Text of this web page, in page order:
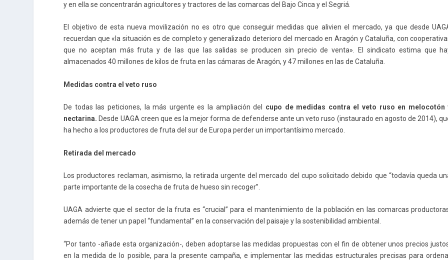
y en ella se concentrarán agricultores y tractores de las comarcas del Bajo Cinca y el Segriá.
El objetivo de esta nueva movilización no es otro que conseguir medidas que alivien el mercado, ya que desde
recuerdan que «la situación es de completo y generalizado deterioro del mercado en Aragón y Cataluña, con
que no aceptan más fruta y de las que las salidas se producen sin precio de venta». El sindicato estima que
almacenados 40 millones de kilos de fruta en las cámaras de Aragón, y 47 millones en las de Cataluña.
Medidas contra el veto ruso
De todas las peticiones, la más urgente es la ampliación del cupo de medidas contra el veto ruso en melocotón
nectarina. Desde UAGA creen que es la mejor forma de defenderse ante un veto ruso (instaurado en agosto de 2014),
ha hecho a los productores de fruta del sur de Europa perder un importantísimo mercado.
Retirada del mercado
Los productores reclaman, asimismo, la retirada urgente del mercado del cupo solicitado debido que “todavía queda
parte importante de la cosecha de fruta de hueso sin recoger”.
UAGA advierte que el sector de la fruta es “crucial” para el mantenimiento de la población en las comarcas
además de tener un papel “fundamental” en la conservación del paisaje y la sostenibilidad ambiental.
“Por tanto -añade esta organización-, deben adoptarse las medidas propuestas con el fin de obtener unos precios
en la medida de lo posible, para la presente campaña, e implementar las medidas estructurales precisas para